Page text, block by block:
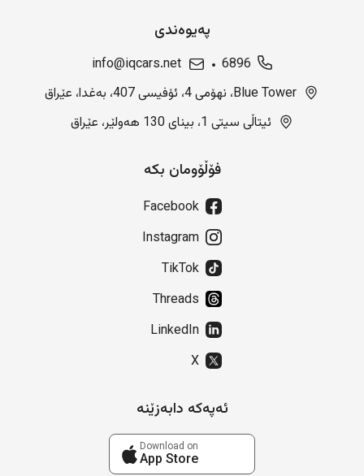
پەیوەندی
6896
info@iqcars.net
Blue Tower، نهۆمی 4، ئۆفیسی 407، بەغدا، عێراق
ئیتاڵی سیتی 1، بینای 130 هەولێر، عێراق
فۆڵۆومان بکە
Facebook
Instagram
TikTok
Threads
LinkedIn
X
ئەپەکە دابەزێنە
Download on
App Store